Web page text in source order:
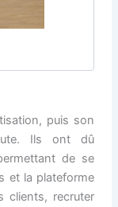
puis son
Ils ont dû
de se
et la plateforme
clients, recruter